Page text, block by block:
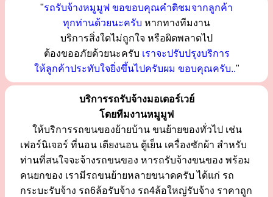
"รถรับจ้างหมูมูฟ ขอขอบคุณคำติชมจากลูกค้า
ทุกท่านด้วยนะครับ หากทางทีมงาน
บริการสิ่งใดไม่ถูกใจ หรือผิดพลาดไป
ต้องขออภัยด้วยนะครับ เราจะปรับปรุงบริการ
ให้ลูกค้าประทับใจยิ่งขึ้นไปครับผม ขอบคุณครับ.."
บริการรถรับจ้างมอเตอร์เวย์
โดยทีมงานหมูมูฟ
ให้บริการรถขนของย้ายบ้าน ขนย้ายของทั่วไป เช่น
เฟอร์นิเจอร์ ที่นอน เตียงนอน ตู้เย็น เครื่องซักผ้า สำหรับ
ท่านที่สนใจจะจ้างรถขนของ หารถรับจ้างขนของ พร้อม
คนยกของ เรามีรถขนย้ายหลายขนาดครับ ได้แก่ รถ
กระบะรับจ้าง รถ6ล้อรับจ้าง รถ4ล้อใหญ่รับจ้าง ราคาถูก